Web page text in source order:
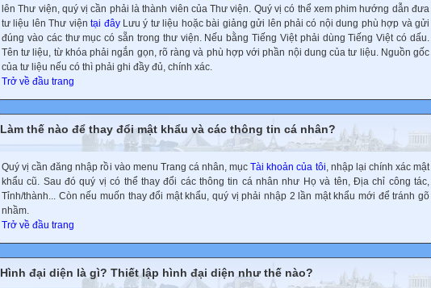
lên Thư viện, quý vị cần phải là thành viên của Thư viện. Quý vị có thể xem phim hướng dẫn đưa
tư liệu lên Thư việntại đâyLưu ý tư liệu hoặc bài giảng gửi lên phải có nội dung phù hợp và gửi
đúng vào các thư mục có sẵn trong thư viện. Nếu bằng Tiếng Việt phải dùng Tiếng Việt có dấu.
Tên tư liệu, từ khóa phải ngắn gọn, rõ ràng và phù hợp với phần nội dung của tư liệu. Nguồn gốc
của tư liệu nếu có thì phải ghi đầy đủ, chính xác.
Trở về đầu trang
Làm thế nào để thay đổi mật khẩu và các thông tin cá nhân?
Quý vị cần đăng nhập rồi vào menu Trang cá nhân, mụcTài khoản của tôi, nhập lại chính xác mật
khẩu cũ. Sau đó quý vị có thể thay đổi các thông tin cá nhân như Họ và tên, Địa chỉ công tác,
Tỉnh/thành... Còn nếu muốn thay đổi mật khẩu, quý vị phải nhập 2 lần mật khẩu mới để tránh gõ
nhầm.
Trở về đầu trang
Hình đại diện là gì? Thiết lập hình đại diện như thế nào?